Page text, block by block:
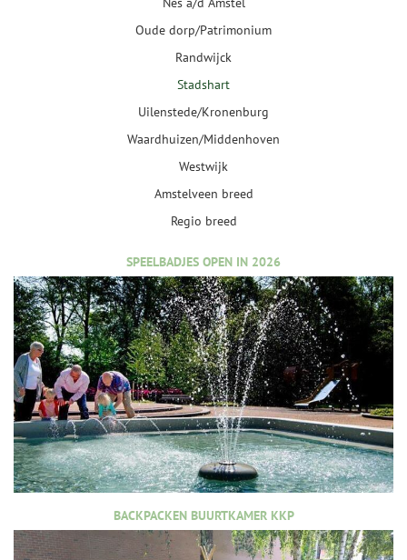
Oude dorp/Patrimonium
Randwijck
Stadshart
Uilenstede/Kronenburg
Waardhuizen/Middenhoven
Westwijk
Amstelveen breed
Regio breed
SPEELBADJES OPEN IN 2026
BACKPACKEN BUURTKAMER KKP